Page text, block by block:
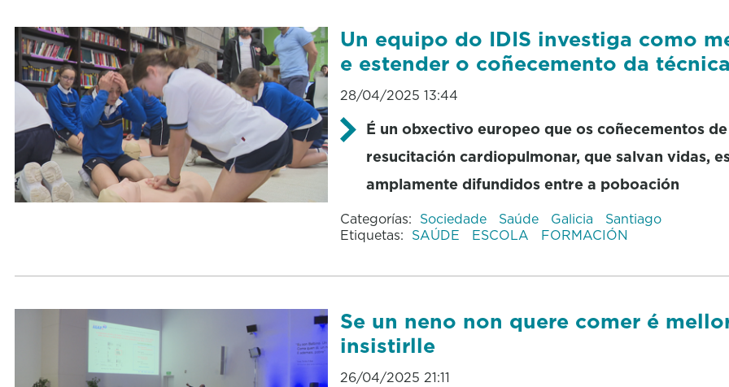
Un equipo do IDIS investiga como
e estender o coñecemento da
28/04/2025 13:44
É un obxectivo europeo que os coñecementos de
resucitación cardiopulmonar, que salvan vidas,
amplamente difundidos entre a poboación
Categorías: Sociedade Saúde Galicia
Santiago
Etiquetas: SAÚDE ESCOLA FORMACIÓN
Se un neno non quere comer é
insistirlle
26/04/2025 21:11